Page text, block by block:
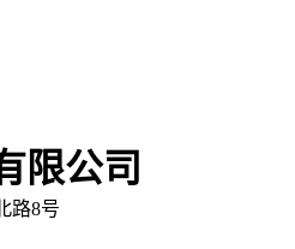
限公司
路8号